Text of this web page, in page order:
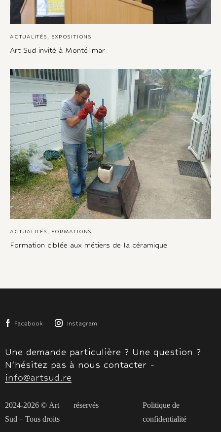
ACTUALITÉS EXPOSITIONS
Art Sud invité à Montélimar
ACTUALITÉS FORMATIONS
Formation ciblée aux métiers de la céramique
Facebook Instagram
Une demande particulière ? Une question ?
N'hésitez pas à nous contacter -
info@artsud.re
2024-2026 © Art
Sud – Tous droits
réservés
Politique de
confidentialité